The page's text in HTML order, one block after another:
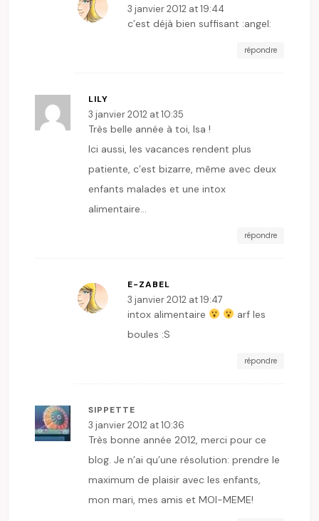
3 janvier 2012 at 19:44
c’est déjà bien suffisant :angel:
répondre
LILY
3 janvier 2012 at 10:35
Très belle année à toi, Isa !
Ici aussi, les vacances rendent plus
patiente, c’est bizarre, même avec deux
enfants malades et une intox
alimentaire…
répondre
E-ZABEL
3 janvier 2012 at 19:47
intox alimentaire
arf les
boules :S
répondre
SIPPETTE
3 janvier 2012 at 10:36
Très bonne année 2012, merci pour ce
blog. Je n’ai qu’une résolution: prendre le
maximum de plaisir avec les enfants,
mon mari, mes amis et MOI-MEME!